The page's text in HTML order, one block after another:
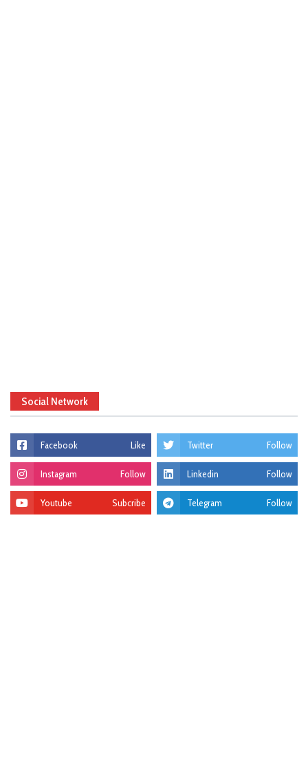
Social Network
Facebook Like Twitter Follow
Instagram Follow Linkedin Follow
Youtube Subcribe Telegram Follow